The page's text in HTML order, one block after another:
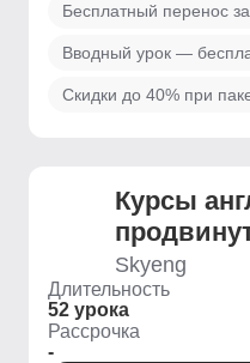
Бесплатный перенос
Вводный урок —
Скидки до 40% при
Курсы
Skyeng
Длительность
52 урока
Рассрочка
-